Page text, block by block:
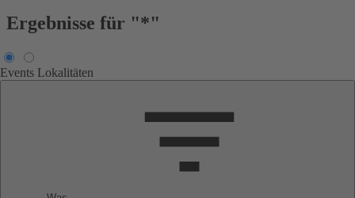
Ergebnisse für "*"
Events Lokalitäten